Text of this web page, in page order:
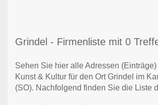
Grindel - Firmenliste mit 0
Sehen Sie hier alle Adressen
Kunst & Kultur für den Ort Grindel im
(SO). Nachfolgend finden Sie die Liste